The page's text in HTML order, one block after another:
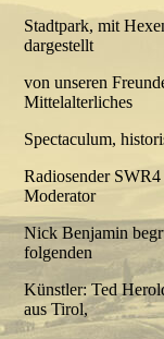
Stadtpark, mit
dargestellt
von unseren
Mittelalterliches
Spectaculum,
Radiosender
Moderator
Nick Benjamin
folgenden
Künstler: Ted
aus Tirol,